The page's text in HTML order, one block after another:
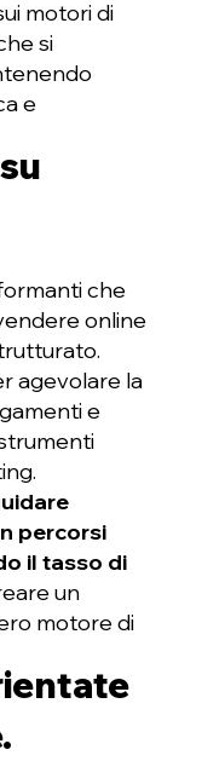
motori di
si
e
che
online
agevolare la
e
percorsi
il tasso di
un
motore di